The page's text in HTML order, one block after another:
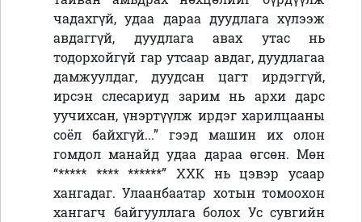
чадахгүй, удаа дараа дуудлага хүлээж
авдаггүй, дуудлага авах утас нь
тодорхойгүй гар утсаар авдаг, дуудлагаа
дамжуулдаг, дуудсан цагт ирдэггүй,
ирсэн слесариуд зарим нь архи дарс
уучихсан, үнэртүүлж ирдэг харилцааны
соёл байхгүй...” гээд машин их олон
гомдол манайд удаа дараа өгсөн. Мөн
“***** **** ******”ХХК нь цэвэр усаар
хангадаг. Улаанбаатар хотын томоохон
хангагч байгууллага болох Ус сувгийн